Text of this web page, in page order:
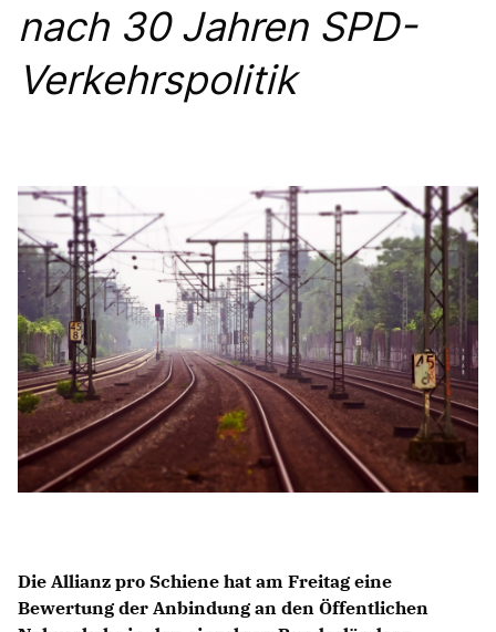
nach 30 Jahren SPD-
Verkehrspolitik
Die Allianz pro Schiene hat am Freitag eine
Bewertung der Anbindung an den Öffentlichen